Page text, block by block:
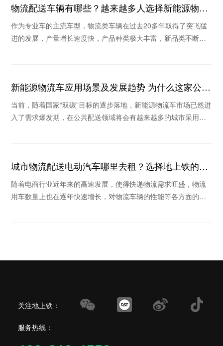
物流配送车辆有哪些？越来越多人选择新能源物流
车
作为专业车的主流车型，物流类车辆在过去20多年取得了突飞猛
进的发展，产量增长速度快，产品种类极大丰富，新品类不断涌
新能源物流车应用场景及发展趋势 为什么这家公司
被看好
当前，随着国家“双碳”目标的逐步落地，新能源物流车市场已然进
入了需求爆发期，在公共配送领域将会有越来越多的城市采用新
城市物流配送电动汽车哪里去租？选择地上铁的理
由
随着电商行业近年来的高速发展，使得快递物流需求旺盛，物流
用车数量上也在逐年快速增长，对物流车辆的性能等各方面的要
关注地上铁：
服务热线：